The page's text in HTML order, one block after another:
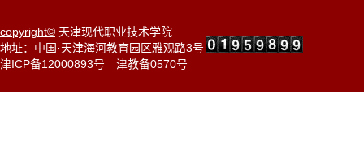
copyright© 天津现代职业技术学院
地址：中国·天津海河教育园区雅观路3号
津ICP备12000893号 津教备0570号